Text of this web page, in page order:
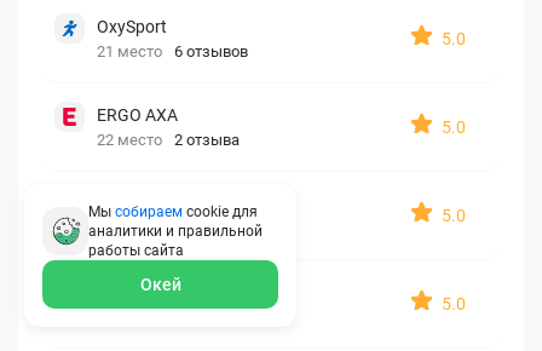
OxySport
21 место 6 отзывов
5.0
ERGO AXA
22 место 2 отзыва
5.0
Oxy Travel Premium
23 место 1 отзыв
5.0
УралСиб
5.0
Мы собираем cookie для
аналитики и правильной
работы сайта
Окей